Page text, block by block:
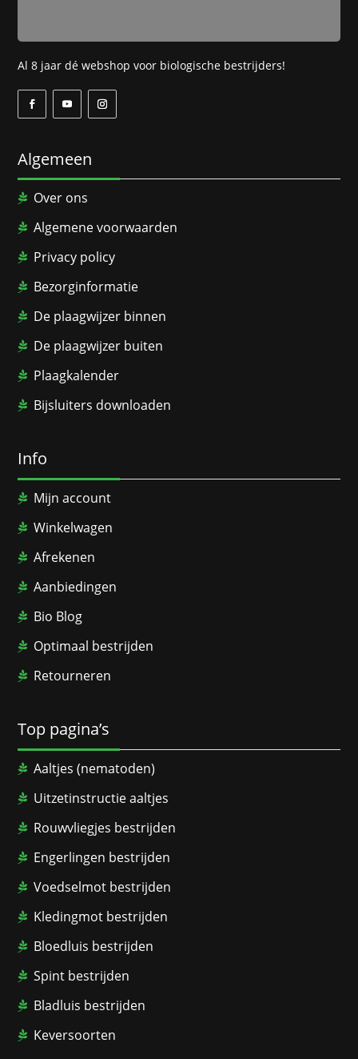
Al 8 jaar dé webshop voor biologische bestrijders!
Algemeen
Over ons
Algemene voorwaarden
Privacy policy
Bezorginformatie
De plaagwijzer binnen
De plaagwijzer buiten
Plaagkalender
Bijsluiters downloaden
Info
Mijn account
Winkelwagen
Afrekenen
Aanbiedingen
Bio Blog
Optimaal bestrijden
Retourneren
Top pagina’s
Aaltjes (nematoden)
Uitzetinstructie aaltjes
Rouwvliegjes bestrijden
Engerlingen bestrijden
Voedselmot bestrijden
Kledingmot bestrijden
Bloedluis bestrijden
Spint bestrijden
Bladluis bestrijden
Keversoorten